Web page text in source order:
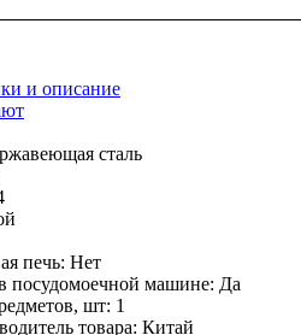
и описание
сталь
печь: Нет
машине: Да
шт: 1
товара: Китай